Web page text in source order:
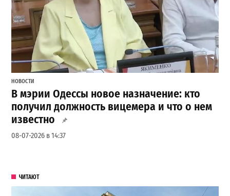
НОВОСТИ
В мэрии Одессы новое назначение: кто
получил должность вицемера и что о нем
известно
08-07-2026 в 14:37
ЧИТАЮТ